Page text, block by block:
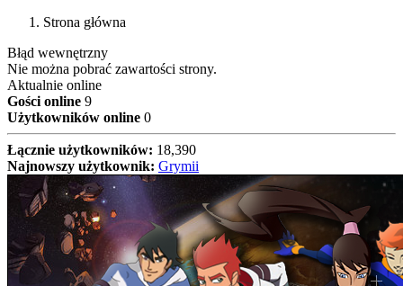
Strona główna
Błąd wewnętrzny
Nie można pobrać zawartości strony.
Aktualnie online
Gości online 9
Użytkowników online 0
Łącznie użytkowników: 18,390
Najnowszy użytkownik: Grymii